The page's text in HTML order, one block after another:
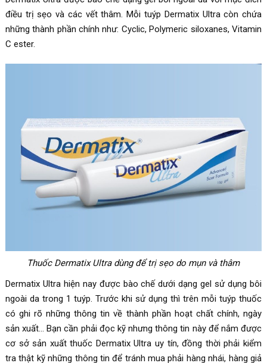
điều trị sẹo và các vết thâm. Mỗi tuýp Dermatix Ultra còn chứa
những thành phần chính như: Cyclic, Polymeric siloxanes, Vitamin
C ester.
Thuốc Dermatix Ultra dùng để trị sẹo do mụn và thâm
Dermatix Ultra hiện nay được bào chế dưới dạng gel sử dụng bôi
ngoài da trong 1 tuýp. Trước khi sử dụng thì trên mỗi tuýp thuốc
có ghi rõ những thông tin về thành phần hoạt chất chính, ngày
sản xuất… Bạn cần phải đọc kỹ nhưng thông tin này để nắm được
cơ sở sản xuất thuốc Dermatix Ultra uy tín, đồng thời phải kiểm
tra thật kỹ những thông tin để tránh mua phải hàng nhái, hàng giả